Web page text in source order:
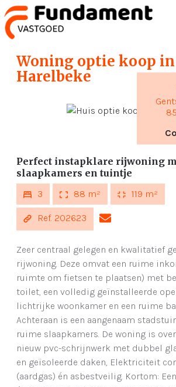
Woning optie koop in
Harelbeke
Perfect instapklare rijwoning
slaapkamers en tuintje
3 88 m² 119 m²
Ref. 202623
Zeer centraal gelegen en kwalitatief
rijwoning. Deze omvat een ruime
ruimte om fietsen te plaatsen) met
toilet, een volledig geïnstalleerde
lichtrijke woonkamer en een ruime
Achteraan is een aangenaam
ruime slaapkamers. De woning is
nieuw pvc-schrijnwerk met dubbel
en geïsoleerde daken, Elektriciteit
(aardgas) én asbestveilig. Kortom: